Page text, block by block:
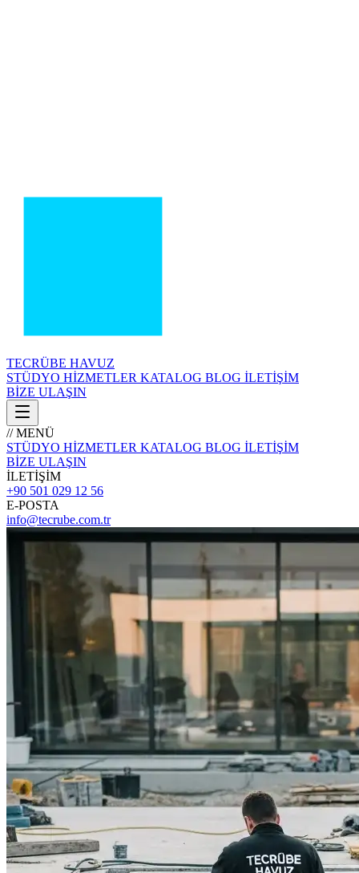
TECRÜBE HAVUZ
STÜDYO HİZMETLER KATALOG BLOG İLETİŞİM
BİZE ULAŞIN
// MENÜ
STÜDYO HİZMETLER KATALOG BLOG İLETİŞİM
BİZE ULAŞIN
İLETİŞİM
+90 501 029 12 56
E-POSTA
info@tecrube.com.tr